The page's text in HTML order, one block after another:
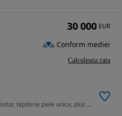
1395 cm3 • 245 CP • Primul propietar, tapiterie piele unica, plus anvelope de iarna
30 000 EUR
Conform mediei
Calculeaza rata